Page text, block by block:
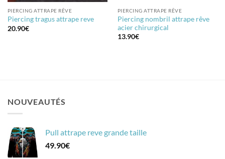
PIERCING ATTRAPE RÊVE
Piercing tragus attrape reve
20.90€
PIERCING ATTRAPE RÊVE
Piercing nombril attrape rêve
acier chirurgical
13.90€
NOUVEAUTÉS
Pull attrape reve grande taille
49.90€